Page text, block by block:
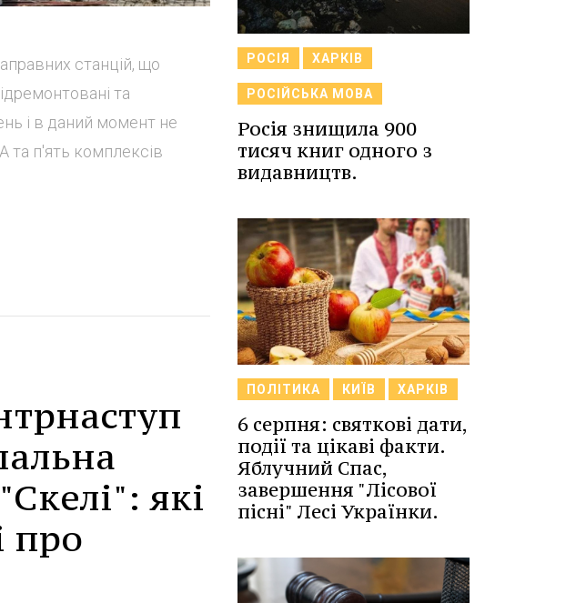
станцій, що
та
і в даний момент не
та п'ять комплексів
які
про
РОСІЯ ХАРКІВ
РОСІЙСЬКА МОВА
Росія знищила 900
тисяч книг одного з
видавництв.
ПОЛІТИКА КИЇВ ХАРКІВ
6 серпня: святкові дати,
події та цікаві факти.
Яблучний Спас,
завершення "Лісової
пісні" Лесі Українки.